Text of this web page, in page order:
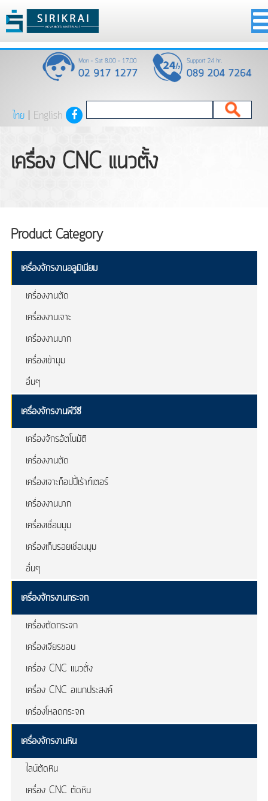
ไทย English
เครื่อง CNC แนวตั้ง
Product Category
เครื่องจักรงานอลูมิเนียม
เครื่องงานตัด
เครื่องงานเจาะ
เครื่องงานบาก
เครื่องเข้ามุม
อื่นๆ
เครื่องจักรงานพีวีซี
เครื่องจักรอัตโนมัติ
เครื่องงานตัด
เครื่องเจาะก็อปปี้เร้าท์เตอร์
เครื่องงานบาก
เครื่องเชื่อมมุม
เครื่องเก็บรอยเชื่อมมุม
อื่นๆ
เครื่องจักรงานกระจก
เครื่องตัดกระจก
เครื่องเจียรขอบ
เครื่อง CNC แนวตั้ง
เครื่อง CNC อเนกประสงค์
เครื่องโหลดกระจก
เครื่องจักรงานหิน
ไลน์ตัดหิน
เครื่อง CNC ตัดหิน